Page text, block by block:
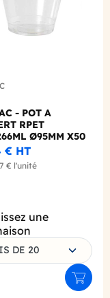
- POT A
RPET
Ø95MM X50
€ HT
€ l'unité
une
DE 20